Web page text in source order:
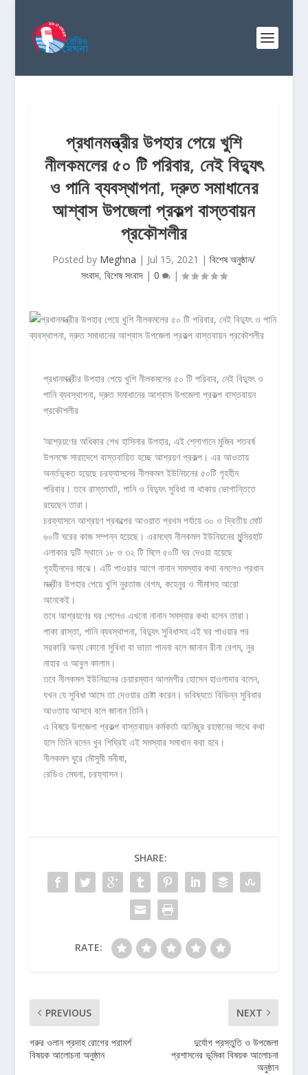
প্রধানমন্ত্রীর উপহার পেয়ে খুশি
নীলকমলের ৫০ টি পরিবার, নেই বিদ্যুৎ
ও পানি ব্যবস্থাপনা, দ্রুত সমাধানের
আশ্বাস উপজেলা প্রকল্প বাস্তবায়ন
প্রকৌশলীর
Posted by Meghna | Jul 15, 2021 |বিশেষ অনুষ্ঠান/
সংবাদ, বিশেষ সংবাদ| 0 |
প্রধানমন্ত্রীর উপহার পেয়ে খুশি নীলকমলের ৫০ টি পরিবার, নেই বিদ্যুৎ ও
পানি ব্যবস্থাপনা, দ্রুত সমাধানের আশ্বাস উপজেলা প্রকল্প বাস্তবায়ন
প্রকৌশলীর
‘আশ্রয়ণের অধিকার শেখ হাসিনার উপহার, এই শ্লোগানে মুজিব শতবর্ষ
উপলক্ষে সারাদেশে বাস্তবায়িত হচ্ছে আশ্রয়ণ প্রকল্প। এর আওতায়
অর্ন্তভূক্ত হয়েছে চরফ্যাসনের নীলকমল ইউনিয়নের ৫০টি গৃহহীন
পরিবার। তবে রাস্তাঘাট, পানি ও বিদ্যুৎ সুবিধা না থাকায় ভোগান্তিতে
রয়েছেন তারা।
চরফ্যাসনে আশ্রয়ণ প্রকল্পের আওয়াত প্রথম পর্যায়ে ৩০ ও দ্বিতীয় মোট
৬০টি ঘরের কাজ সম্পন্ন হয়েছে। এরমধ্যে নীলকমল ইউনিয়নের মুন্সিরহাট
এলাকার দুটি স্থানে ১৮ ও ৩২ টি মিলে ৫০টি ঘর দেওয়া হয়েছে
গৃহহীনদের মাঝে। এটি পাওয়ার আগে নানান সমস্যার কথা বললেও প্রধান
মন্ত্রীর উপহার পেয়ে খুশি নুরতাজ বেগম, কহেনুর ও সীমাসহ আরো
অনেকেই।
তবে আশ্রয়ণের ঘর পেলেও এখনো নানান সমস্যার কথা বলেন তারা।
পাকা রাস্তা, পানি ব্যবস্থাপনা, বিদ্যুৎ সুবিধাসহ এই ঘর পাওয়ার পর
সরকারি অন্য কোনো সুবিধা বা ভাতা পাননা বলে জানান রীনা বেগম, নুর
নাহার ও আবুল কালাম।
তবে নীলকমল ইউনিয়নের চেয়ারম্যান আলমগীর হোসেন হাওলাদার বলেন,
যখন যে সুবিধা আসে তা দেওয়ার চেষ্টা করেন। ভবিষ্যতে বিভিন্ন সুবিধার
আওতায় আসবে বলে জানান তিনি।
এ বিষয়ে উপজেলা প্রকল্প বাস্তবায়ন কর্মকর্তা আনিছুর রহমানের সাথে কথা
হলে তিনি বলেন খুব শিঘ্রিই এই সমস্যার সমাধান করা হবে।
নীলকমল ঘুরে মৌসুমী মনীষা,
রেডিও মেঘনা, চরফ্যাসন।
SHARE:
RATE:
PREVIOUS
গরুর ওলান প্রদাহ রোগের পরামর্শ
বিষয়ক আলোচনা অনুষ্ঠান
NEXT
দুর্যোগ প্রস্তুতি ও উপজেলা
প্রশাসনের ভূমিকা বিষয়ক আলোচনা
অনুষ্ঠান